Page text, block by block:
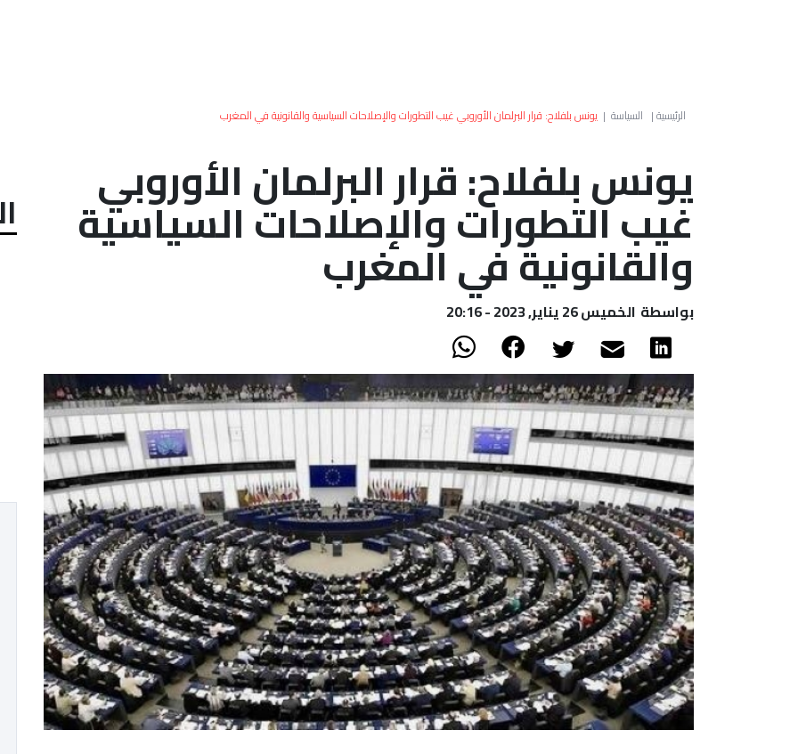
الرئيسية| السياسة | يونس بلفلاح: قرار البرلمان الأوروبي غيب التطورات والإصلاحات السياسية والقانونية في المغرب
يونس بلفلاح: قرار البرلمان الأوروبي
غيب التطورات والإصلاحات السياسية
والقانونية في المغرب
بواسطة الخميس 26 يناير, 2023 - 20:16